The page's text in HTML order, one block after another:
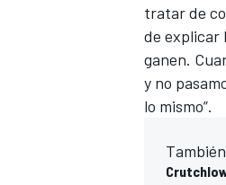
tratar de
de explicar
ganen.
y no
lo mismo”.